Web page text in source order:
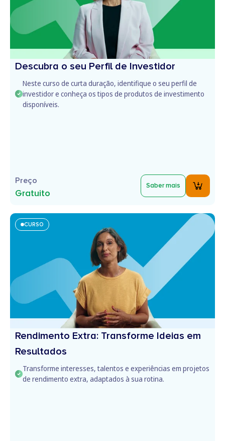
Descubra o seu Perfil de Investidor
Neste curso de curta duração, identifique o seu perfil de
investidor e conheça os tipos de produtos de investimento
disponíveis.
Preço
Gratuito
Saber mais
CURSO
Rendimento Extra: Transforme Ideias em
Resultados
Transforme interesses, talentos e experiências em projetos
de rendimento extra, adaptados à sua rotina.